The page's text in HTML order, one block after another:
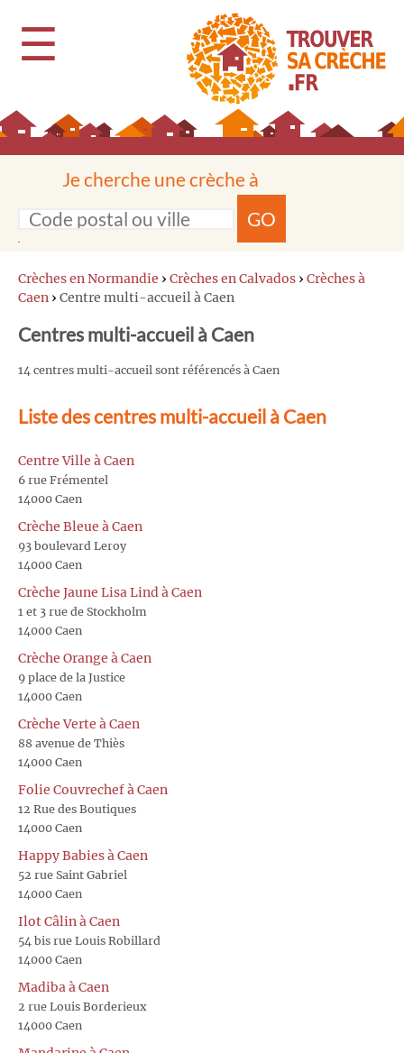
☰
Je cherche une crèche à
GO
Crèches en Normandie › Crèches en Calvados › Crèches à
Caen › Centre multi-accueil à Caen
Centres multi-accueil à Caen
14 centres multi-accueil sont référencés à Caen
Liste des centres multi-accueil à Caen
Centre Ville à Caen
6 rue Frémentel
14000 Caen
Crèche Bleue à Caen
93 boulevard Leroy
14000 Caen
Crèche Jaune Lisa Lind à Caen
1 et 3 rue de Stockholm
14000 Caen
Crèche Orange à Caen
9 place de la Justice
14000 Caen
Crèche Verte à Caen
88 avenue de Thiès
14000 Caen
Folie Couvrechef à Caen
12 Rue des Boutiques
14000 Caen
Happy Babies à Caen
52 rue Saint Gabriel
14000 Caen
Ilot Câlin à Caen
54 bis rue Louis Robillard
14000 Caen
Madiba à Caen
2 rue Louis Borderieux
14000 Caen